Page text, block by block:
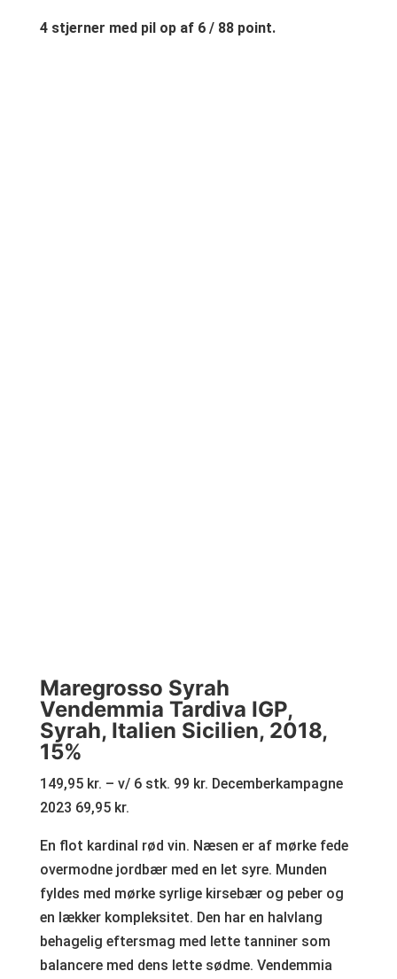
4 stjerner med pil op af 6 / 88 point.
Maregrosso Syrah
Vendemmia Tardiva IGP,
Syrah, Italien Sicilien, 2018,
15%
149,95 kr. – v/ 6 stk. 99 kr. Decemberkampagne
2023 69,95 kr.
En flot kardinal rød vin. Næsen er af mørke fede
overmodne jordbær med en let syre. Munden
fyldes med mørke syrlige kirsebær og peber og
en lækker kompleksitet. Den har en halvlang
behagelig eftersmag med lette tanniner som
balancere med dens lette sødme. Vendemmia